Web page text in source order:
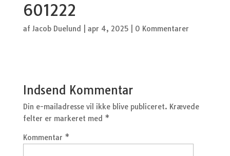
601222
af Jacob Duelund apr 4, 2025| 0 Kommentarer
Indsend Kommentar
Din e-mailadresse vil ikke blive publiceret. Krævede
felter er markeret med *
Kommentar *